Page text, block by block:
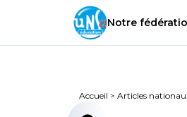
Notre
Accueil > Articles